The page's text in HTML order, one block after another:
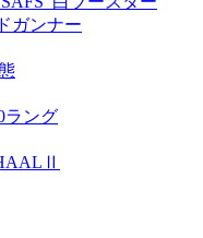
ガンナー
ラング